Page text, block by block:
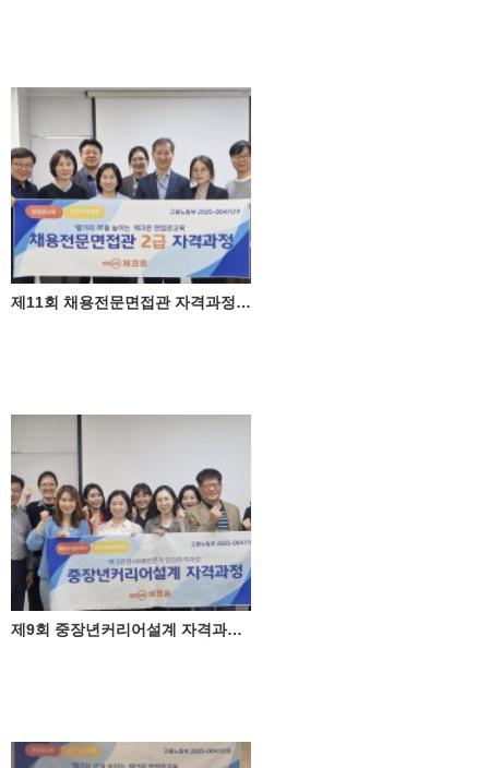
제11회 채용전문면접관 자격과정 성료 ♥
제9회 중장년커리어설계 자격과정 성료 ♥